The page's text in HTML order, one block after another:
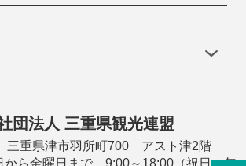
団法人 三重県観光連盟
重県津市羽所町700 アスト津2階
から金曜日まで 9:00～18:00（祝日・年